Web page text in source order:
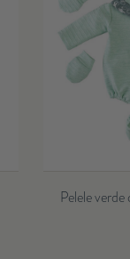
Muñeca